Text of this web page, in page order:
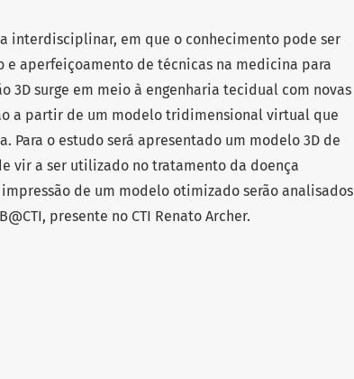
interdisciplinar, em que o conhecimento pode ser
e aperfeiçoamento de técnicas na medicina para
3D surge em meio à engenharia tecidual com novas
a partir de um modelo tridimensional virtual que
Para o estudo será apresentado um modelo 3D de
vir a ser utilizado no tratamento da doença
de um modelo otimizado serão analisados
presente no CTI Renato Archer.